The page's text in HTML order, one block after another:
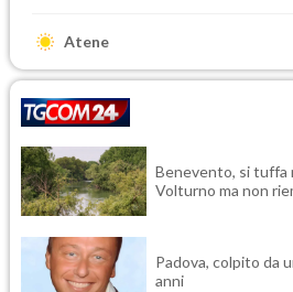
Atene
Benevento, si tuffa
Volturno ma non
Padova, colpito da
anni